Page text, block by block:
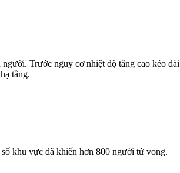
Trước nguy cơ nhiệt độ tăng cao kéo
tầng.
khu vực đã khiến hơn 800 người tử vong.